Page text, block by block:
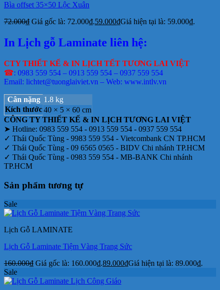
Bìa offset 35×50 Lộc Xuân
72.000₫ Giá gốc là: 72.000₫.59.000₫Giá hiện tại là: 59.000₫.
In Lịch gỗ Laminate liên hệ:
CTY THIẾT KẾ & IN LỊCH TẾT TƯƠNG LAI VIỆT
☎: 0983 559 554 – 0913 559 554 – 0937 559 554
Email: lichtet@tuonglaiviet.vn – Web: www.intlv.vn
Cân nặng 1.8 kg
Kích thước40 × 5 × 60 cm
CÔNG TY THIẾT KẾ & IN LỊCH TƯƠNG LAI VIỆT
➤ Hotline: 0983 559 554 - 0913 559 554 - 0937 559 554
✓ Thái Quốc Tùng - 9983 559 554 - Vietcombank CN TP.HCM
✓ Thái Quốc Tùng - 09 6565 0565 - BIDV Chi nhánh TP.HCM
✓ Thái Quốc Tùng - 0983 559 554 - MB-BANK Chi nhánh
TP.HCM
Sản phẩm tương tự
Sale
Lịch Gỗ LAMINATE
Lịch Gỗ Laminate Tiệm Vàng Trang Sức
160.000₫ Giá gốc là: 160.000₫.89.000₫Giá hiện tại là: 89.000₫.
Sale